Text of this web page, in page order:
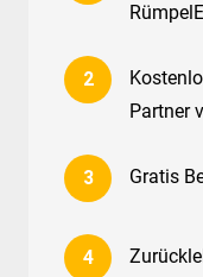
Partner
Gratis